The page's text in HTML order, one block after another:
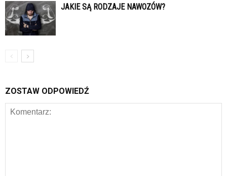
JAKIE SĄ RODZAJE NAWOZÓW?
ZOSTAW ODPOWIEDŹ